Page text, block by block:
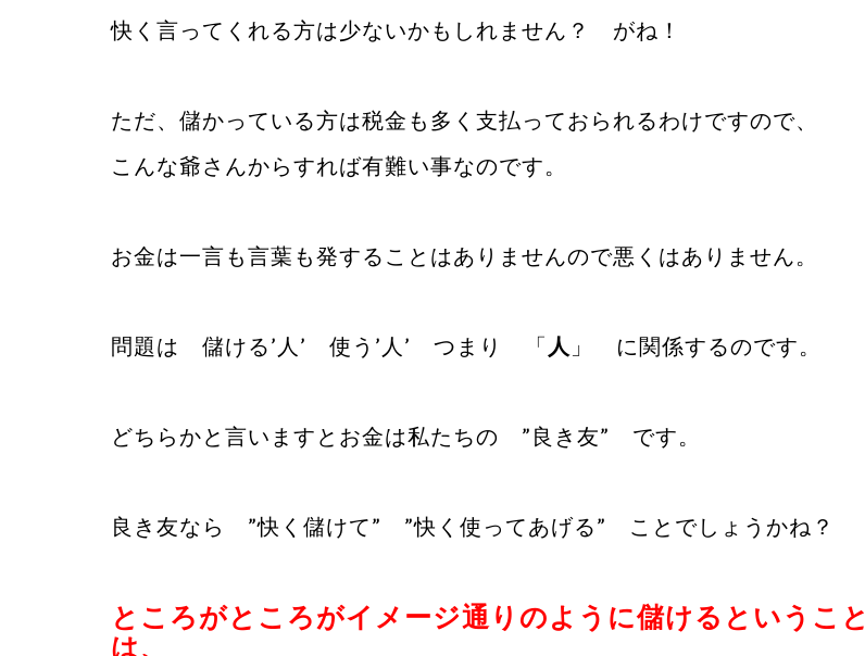
快く言ってくれる方は少ないかもしれません？ がね！
ただ、儲かっている方は税金も多く支払っておられるわけですので、
こんな爺さんからすれば有難い事なのです。
お金は一言も言葉も発することはありませんので悪くはありません。
問題は 儲ける’人’ 使う’人’ つまり 「 人 」 に関係するのです。
どちらかと言いますとお金は私たちの ”良き友” です。
良き友なら ”快く儲けて” ”快く使ってあげる” ことでしょうかね？
ところがところがイメージ通りのように儲けるということ
は、